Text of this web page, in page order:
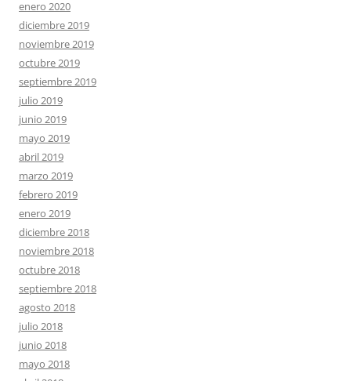
enero 2020
diciembre 2019
noviembre 2019
octubre 2019
septiembre 2019
julio 2019
junio 2019
mayo 2019
abril 2019
marzo 2019
febrero 2019
enero 2019
diciembre 2018
noviembre 2018
octubre 2018
septiembre 2018
agosto 2018
julio 2018
junio 2018
mayo 2018